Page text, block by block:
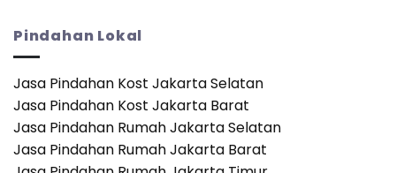
Mulus
ke
Apartemen?
Sebuah
Analisis
Waktu
dan
Logistik
Pindahan Lokal
Jasa Pindahan Kost Jakarta Selatan
Jasa Pindahan Kost Jakarta Barat
Jasa Pindahan Rumah Jakarta Selatan
Jasa Pindahan Rumah Jakarta Barat